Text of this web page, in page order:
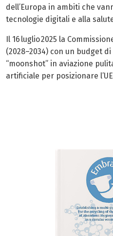
dell’Europa in ambiti che
tecnologie digitali e alla
Il 16 luglio 2025 la
(2028–2034) con un budget
“moonshot” in aviazione
artificiale per posizionare